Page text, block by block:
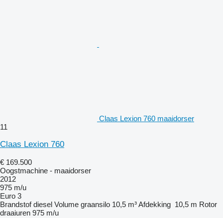
Claas Lexion 760 maaidorser
11
Claas Lexion 760
€ 169.500
Oogstmachine - maaidorser
2012
975 m/u
Euro 3
Brandstof diesel Volume graansilo 10,5 m³Afdekking 10,5 m Rotor
draaiuren 975 m/u